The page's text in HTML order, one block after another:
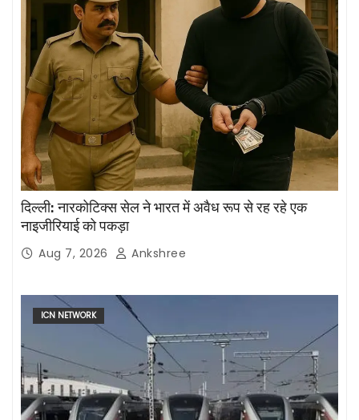
दिल्ली: नारकोटिक्स सेल ने भारत में अवैध रूप से रह रहे एक
नाइजीरियाई को पकड़ा
Aug 7, 2026 Ankshree
ICN NETWORK